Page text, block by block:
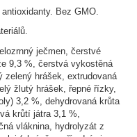
Bez GMO.
ječmen, čerstvé
9,3 %, čerstvá vykostěná
zelený hrášek, extrudovaná
žlutý hrášek, řepné řízky,
3,2 %, dehydrovaná krůta
krůtí játra 3,1 %,
vláknina, hydrolyzát z